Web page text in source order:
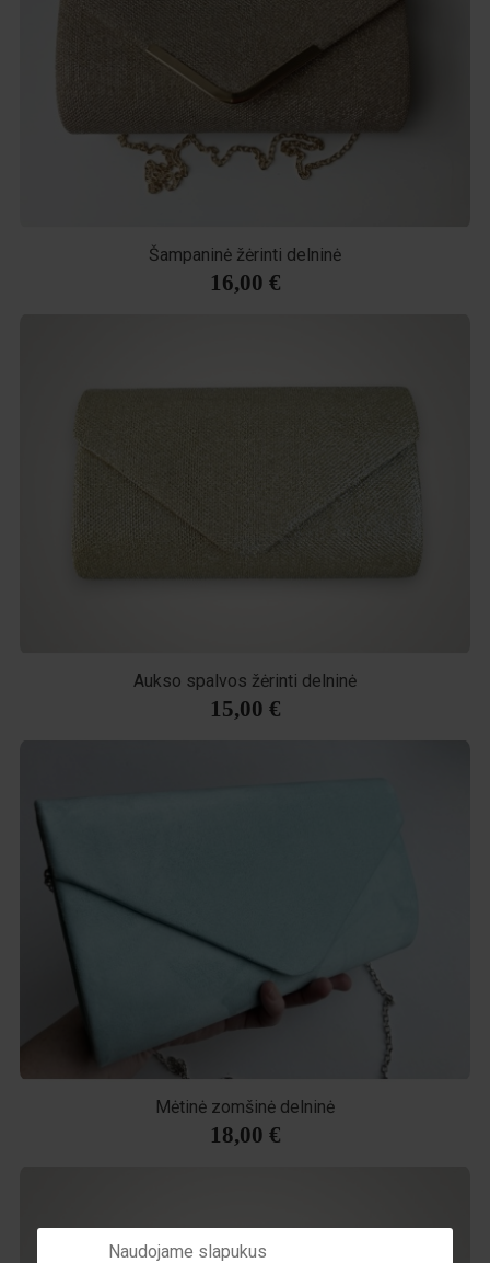
Šampaninė žėrinti delninė
16,00 €
Aukso spalvos žėrinti delninė
15,00 €
Mėtinė zomšinė delninė
18,00 €
Naudojame slapukus